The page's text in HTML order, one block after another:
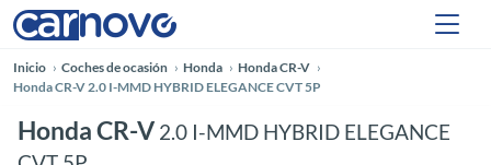
Inicio Coches de ocasión Honda
Honda CR-V
Honda CR-V 2.0 I-MMD HYBRID ELEGANCE CVT 5P
Honda CR-V 2.0 I-MMD HYBRID ELEGANCE